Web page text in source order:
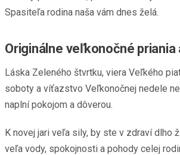
Spasiteľa rodina naša vám dnes želá.
Originálne veľkonočné priania
Láska Zeleného štvrtku, viera Veľkého
soboty a víťazstvo Veľkonočnej nedele
naplní pokojom a dôverou.
K novej jari veľa sily, by ste v zdraví dlho
veľa vody, spokojnosti a pohody celej